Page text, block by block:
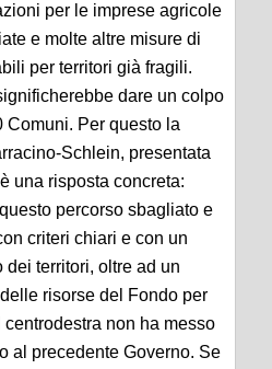
per le imprese agricole
e molte altre misure di
per territori già fragili.
dare un colpo
Comuni. Per questo la
Schlein, presentata
una risposta concreta:
percorso sbagliato e
criteri chiari e con un
territori, oltre ad un
risorse del Fondo per
centrodestra non ha messo
al precedente Governo. Se